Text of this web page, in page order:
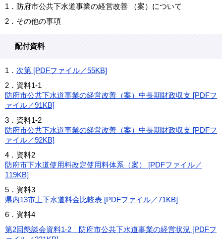
1．防府市公共下水道事業の経営改善 （案）について
2．その他の事項
配付資料
1． 次第 [PDFファイル／55KB]
2．資料1-1
防府市公共下水道事業の経営改善（案）中長期財政収支 [PDFフ
ァイル／91KB]
3．資料1-2
防府市公共下水道事業の経営改善（案）中長期財政収支 [PDFフ
ァイル／92KB]
4．資料2
防府市下水道使用料改定使用料体系（案） [PDFファイル／
119KB]
5．資料3
県内13市上下水道料金比較表 [PDFファイル／71KB]
6．資料4
第2回懇談会資料1-2 防府市公共下水道事業の経営状況 [PDFフ